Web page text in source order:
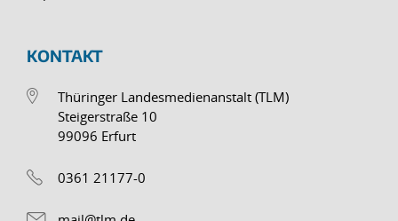
KONTAKT
Thüringer Landesmedienanstalt (TLM)
Steigerstraße 10
99096 Erfurt
0361 21177-0